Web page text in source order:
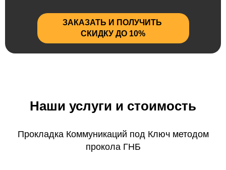
ЗАКАЗАТЬ И ПОЛУЧИТЬ
СКИДКУ ДО 10%
Наши услуги и стоимость
Прокладка Коммуникаций под Ключ методом
прокола ГНБ